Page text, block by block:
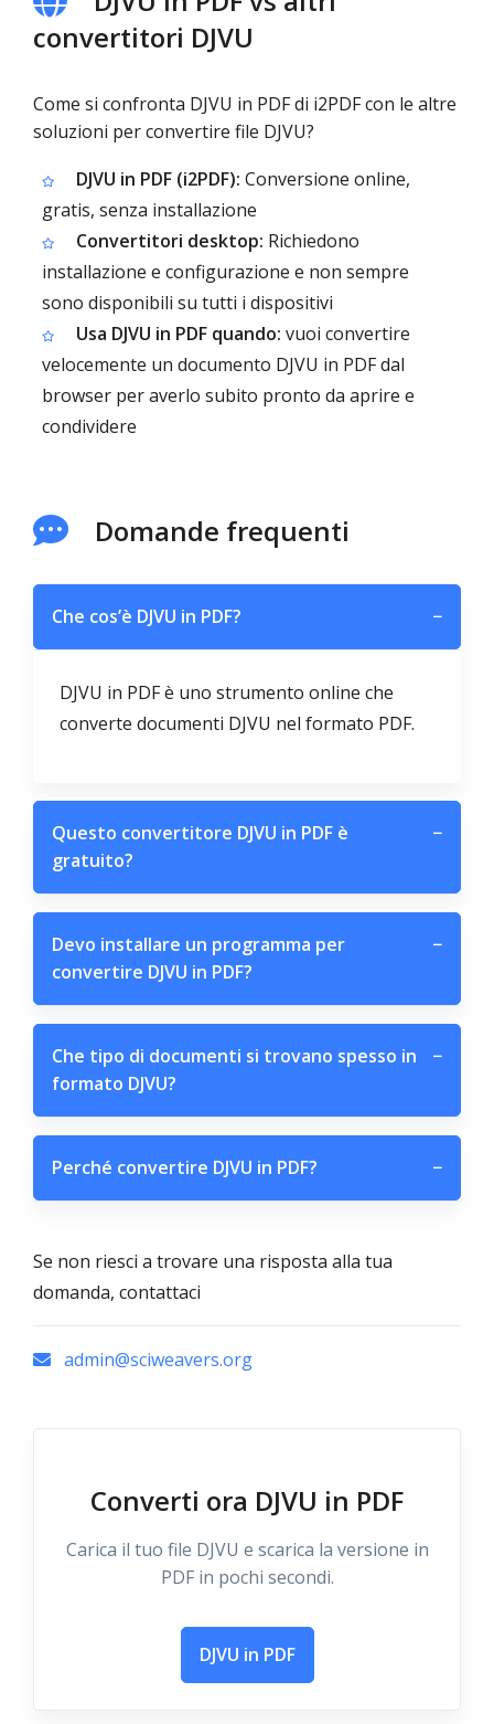
convertitori DJVU
Come si confronta DJVU in PDF di i2PDF con le altre
soluzioni per convertire file DJVU?
DJVU in PDF (i2PDF): Conversione online,
gratis, senza installazione
Convertitori desktop: Richiedono
installazione e configurazione e non sempre
sono disponibili su tutti i dispositivi
Usa DJVU in PDF quando: vuoi convertire
velocemente un documento DJVU in PDF dal
browser per averlo subito pronto da aprire e
condividere
Domande frequenti
Che cos’è DJVU in PDF? −
DJVU in PDF è uno strumento online che
converte documenti DJVU nel formato PDF.
Questo convertitore DJVU in PDF è
gratuito?
−
Devo installare un programma per
convertire DJVU in PDF?
−
Che tipo di documenti si trovano spesso in
formato DJVU?
−
Perché convertire DJVU in PDF? −
Se non riesci a trovare una risposta alla tua
domanda, contattaci
admin@sciweavers.org
Converti ora DJVU in PDF
Carica il tuo file DJVU e scarica la versione in
PDF in pochi secondi.
DJVU in PDF